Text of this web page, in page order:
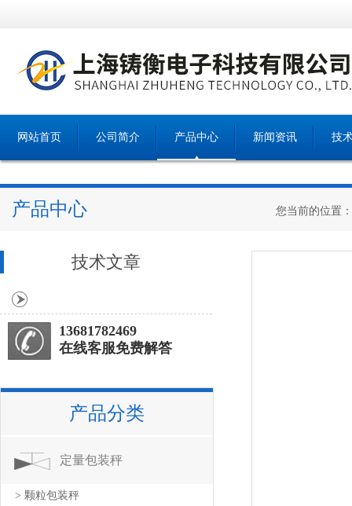
网站首页 公司简介 产品中心 新闻资讯 技
产品中心 您当前的位置：
技术文章
13681782469
在线客服免费解答
产品分类
定量包装秤
> 颗粒包装秤